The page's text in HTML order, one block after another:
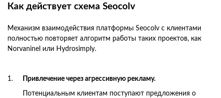
Как действует схема Seocolv
Механизм взаимодействия платформы Seocolv с клиентами
полностью повторяет алгоритм работы таких проектов, как
Norvaninel или Hydrosimply.
Привлечение через агрессивную рекламу.
Потенциальным клиентам поступают предложения о